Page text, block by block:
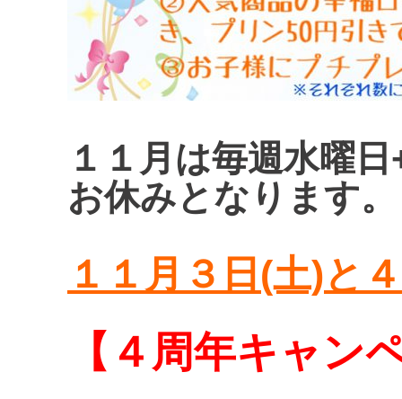
１１月は毎週水曜
お休みとなります。
１１月３日(土)と
【４周年キャン